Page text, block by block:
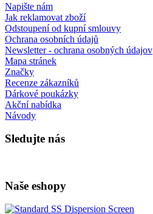
Napište nám
Jak reklamovat zboží
Odstoupení od kupní smlouvy
Ochrana osobních údajů
Newsletter - ochrana osobných údajov
Mapa stránek
Značky
Recenze zákazníků
Dárkové poukázky
Akční nabídka
Návody
Sledujte nás
Naše eshopy